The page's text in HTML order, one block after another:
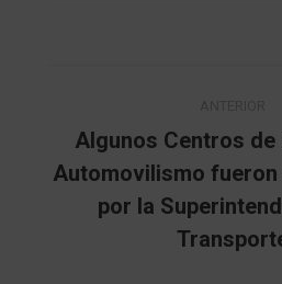
entre
publicaciones
Algunos Centros de
Automovilismo
por la